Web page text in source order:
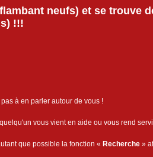
neufs) et se trouve
!!!
à en parler autour de vous !
vous vient en aide ou vous rend
que possible la fonction « Recherche »